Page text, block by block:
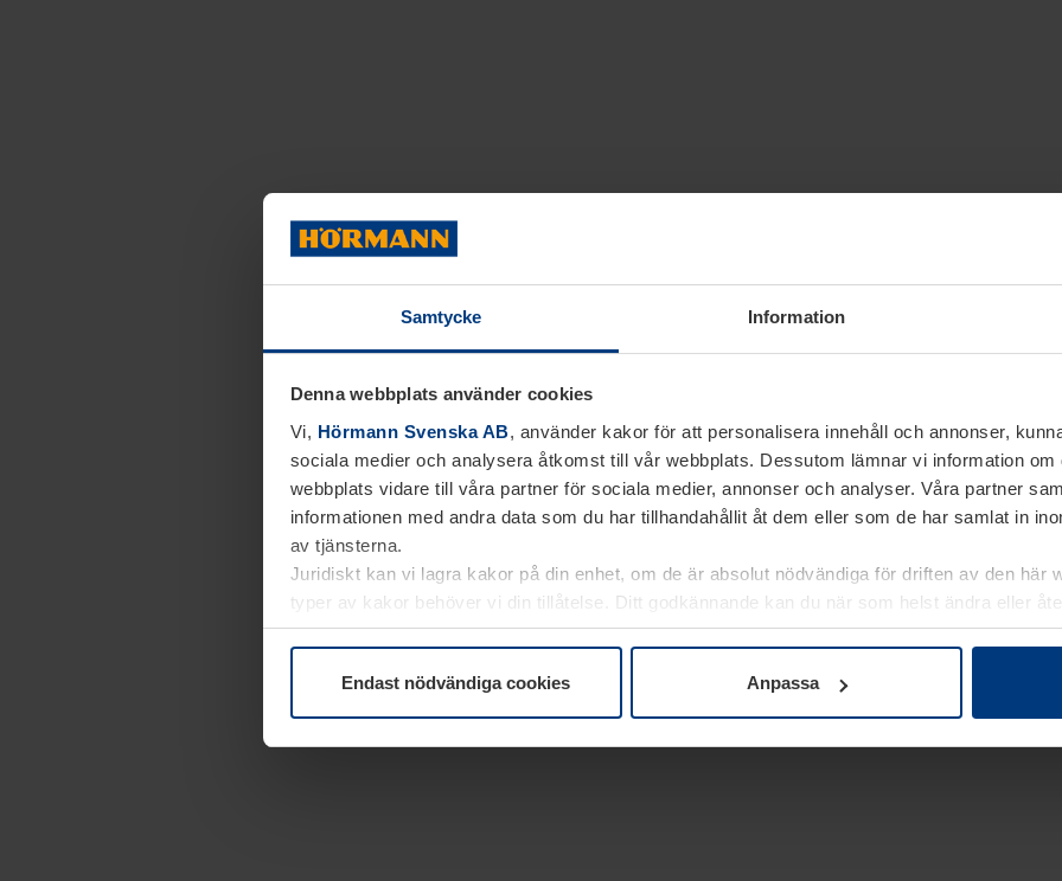
Samtycke Information
Denna webbplats använder cookies
Vi, Hörmann Svenska AB, använder kakor för att personalisera innehåll och annonser,
sociala medier och analysera åtkomst till vår webbplats. Dessutom lämnar vi information om
webbplats vidare till våra partner för sociala medier, annonser och analyser. Våra partner
informationen med andra data som du har tillhandahållit åt dem eller som de har samlat in
av tjänsterna.
Juridiskt kan vi lagra kakor på din enhet, om de är absolut nödvändiga för driften av den här
typer av kakor behöver vi din tillåtelse. Ditt godkännande kan du när som helst ändra eller
kakor underDataskyddsförklaringpå vår webbplats.
Endast nödvändiga cookies Anpassa